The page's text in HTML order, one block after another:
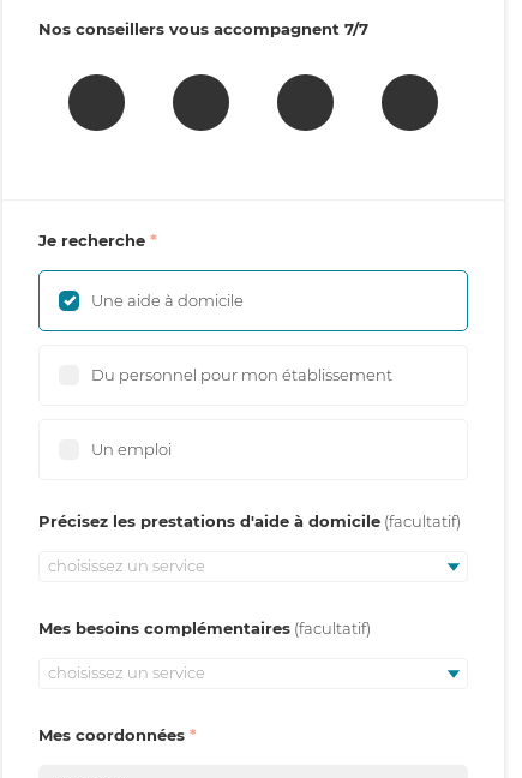
Nos conseillers vous accompagnent 7/7
Je recherche
Une aide à domicile
Du personnel pour mon établissement
Un emploi
Précisez les prestations d'aide à domicile
choisissez un service
Mes besoins complémentaires
choisissez un service
Mes coordonnées